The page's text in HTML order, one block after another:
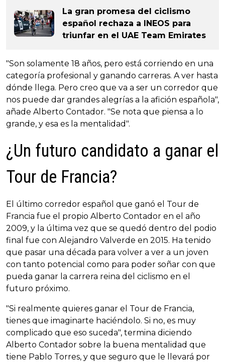
La gran promesa del ciclismo
español rechaza a INEOS para
triunfar en el UAE Team Emirates
"Son solamente 18 años, pero está corriendo en una
categoría profesional y ganando carreras. A ver hasta
dónde llega. Pero creo que va a ser un corredor que
nos puede dar grandes alegrías a la afición española",
añade Alberto Contador. "Se nota que piensa a lo
grande, y esa es la mentalidad".
¿Un futuro candidato a ganar el
Tour de Francia?
El último corredor español que ganó el Tour de
Francia fue el propio Alberto Contador en el año
2009, y la última vez que se quedó dentro del podio
final fue con Alejandro Valverde en 2015. Ha tenido
que pasar una década para volver a ver a un joven
con tanto potencial como para poder soñar con que
pueda ganar la carrera reina del ciclismo en el
futuro próximo.
"Si realmente quieres ganar el Tour de Francia,
tienes que imaginarte haciéndolo. Si no, es muy
complicado que eso suceda", termina diciendo
Alberto Contador sobre la buena mentalidad que
tiene Pablo Torres, y que seguro que le llevará por